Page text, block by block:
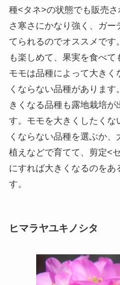
種<タネ>の状態でも販売
さ寒さにかなり強く、ガー
てられるのでオススメです
も楽しめて、果実を食べて
モモは品種によって大きく
くならない品種がありま
きくなる品種も露地栽培
す。モモを大きくしたくな
くならない品種を選ぶか
植えなどで育てて、剪定<
にすれば大きくなるのをあ
す。
ヒマラヤユキノシタ